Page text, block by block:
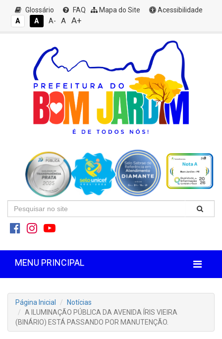
Glossário FAQ Mapa do Site
Acessibilidade
A
A A- A A+
MENU PRINCIPAL
Página Inicial
Notícias
A ILUMINAÇÃO PÚBLICA DA AVENIDA ÍRIS VIEIRA
(BINÁRIO) ESTÁ PASSANDO POR MANUTENÇÃO.